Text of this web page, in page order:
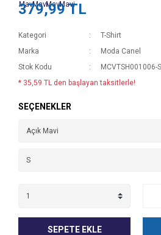
379,99 TL
Kategori
T-Shirt
Marka
Moda Canel
Stok Kodu
MCVTSH001006-
* 35,59 TL den başlayan taksitlerle!
SEÇENEKLER
SEPETE EKLE